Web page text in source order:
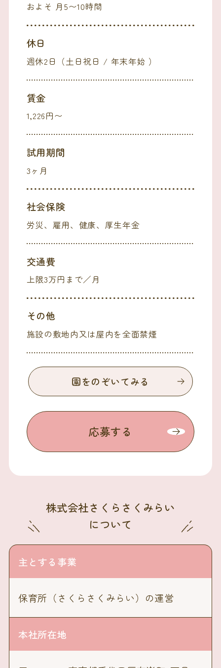
およそ 月5〜10時間
休日
週休2日（土日祝日 / 年末年始 ）
賃金
1,226円〜
試用期間
3ヶ月
社会保険
労災、雇用、健康、厚生年金
交通費
上限3万円まで／月
その他
施設の敷地内又は屋内を全面禁煙
園をのぞいてみる
応募する
株式会社さくらさくみらい
について
主とする事業
保育所（さくらさくみらい）の運営
本社所在地